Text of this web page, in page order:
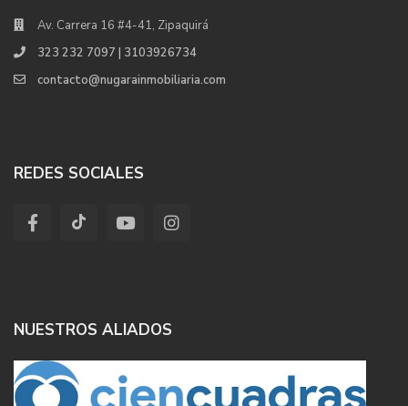
Av. Carrera 16 #4-41, Zipaquirá
323 232 7097 | 3103926734
contacto@nugarainmobiliaria.com
REDES SOCIALES
NUESTROS ALIADOS